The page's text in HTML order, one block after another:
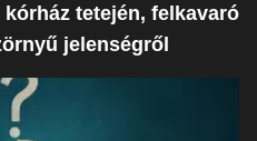
tetején, felkavaró
jelenségről